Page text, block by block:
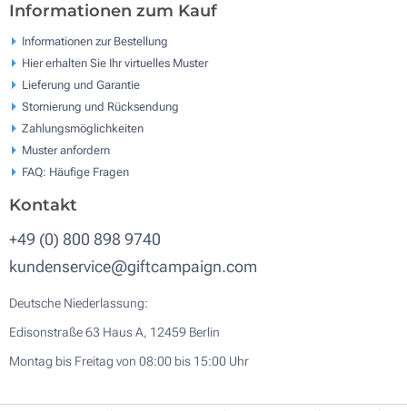
Informationen zum Kauf
Informationen zur Bestellung
Hier erhalten Sie Ihr virtuelles Muster
Lieferung und Garantie
Stornierung und Rücksendung
Zahlungsmöglichkeiten
Muster anfordern
FAQ: Häufige Fragen
Kontakt
+49 (0) 800 898 9740
kundenservice@giftcampaign.com
Deutsche Niederlassung:
Edisonstraße 63 Haus A, 12459 Berlin
Montag bis Freitag von 08:00 bis 15:00 Uhr